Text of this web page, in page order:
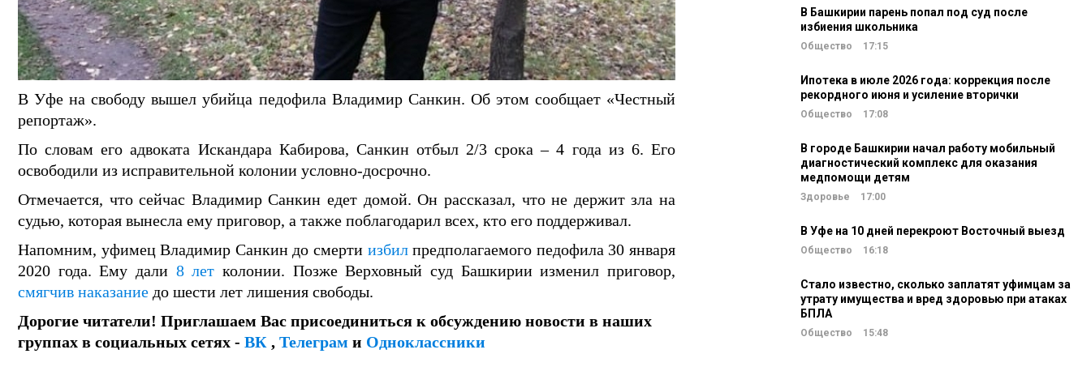
В Уфе на свободу вышел убийца педофила Владимир Санкин. Об этом сообщает «Честный
репортаж».
По словам его адвоката Искандара Кабирова, Санкин отбыл 2/3 срока – 4 года из 6. Его
освободили из исправительной колонии условно-досрочно.
Отмечается, что сейчас Владимир Санкин едет домой. Он рассказал, что не держит зла на
судью, которая вынесла ему приговор, а также поблагодарил всех, кто его поддерживал.
Напомним, уфимец Владимир Санкин до смерти избилпредполагаемого педофила 30 января
2020 года. Ему дали 8 лет колонии. Позже Верховный суд Башкирии изменил приговор,
смягчив наказание до шести лет лишения свободы.
Дорогие читатели! Приглашаем Вас присоединиться к обсуждению новости в наших
группах в социальных сетях - ВК , Телеграм и Одноклассники
В Башкирии парень попал под суд после
избиения школьника
Общество 17:15
Ипотека в июле 2026 года: коррекция после
рекордного июня и усиление вторички
Общество 17:08
В городе Башкирии начал работу мобильный
диагностический комплекс для оказания
медпомощи детям
Здоровье 17:00
В Уфе на 10 дней перекроют Восточный выезд
Общество 16:18
Стало известно, сколько заплатят уфимцам за
утрату имущества и вред здоровью при атаках
БПЛА
Общество 15:48